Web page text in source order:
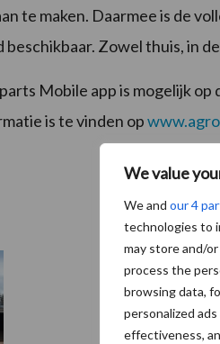
We value
We and our 4
technologies to
may store and/
process the
browsing data,
personalized
effectiveness,
te maken. Daarmee is de
Zowel thuis, in
Mobile app is mogelijk op
is te vinden op